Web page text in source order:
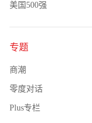
美国500强
专题
商潮
零度对话
Plus专栏